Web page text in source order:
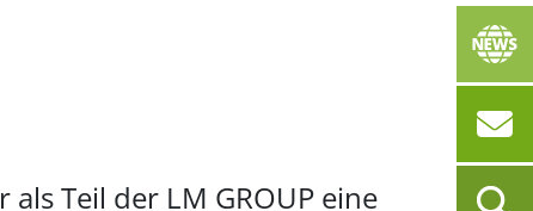
Teil der LM GROUP eine